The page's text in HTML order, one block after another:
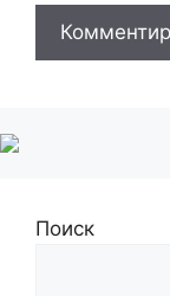
Поиск